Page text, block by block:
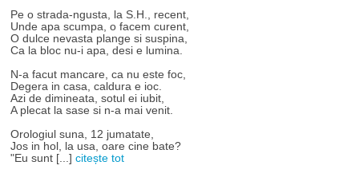
Pe o strada-ngusta, la S.H., recent,
Unde apa scumpa, o facem curent,
O dulce nevasta plange si suspina,
Ca la bloc nu-i apa, desi e lumina.
N-a facut mancare, ca nu este foc,
Degera in casa, caldura e ioc.
Azi de dimineata, sotul ei iubit,
A plecat la sase si n-a mai venit.
Orologiul suna, 12 jumatate,
Jos in hol, la usa, oare cine bate?
"Eu sunt [...]citește tot